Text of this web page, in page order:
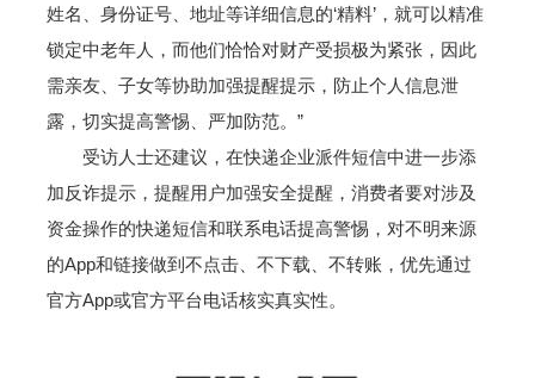
姓名、身份证号、地址等详细信息的‘精料’，就可以精准
锁定中老年人，而他们恰恰对财产受损极为紧张，因此
需亲友、子女等协助加强提醒提示，防止个人信息泄
露，切实提高警惕、严加防范。”
受访人士还建议，在快递企业派件短信中进一步添
加反诈提示，提醒用户加强安全提醒，消费者要对涉及
资金操作的快递短信和联系电话提高警惕，对不明来源
的App和链接做到不点击、不下载、不转账，优先通过
官方App或官方平台电话核实真实性。